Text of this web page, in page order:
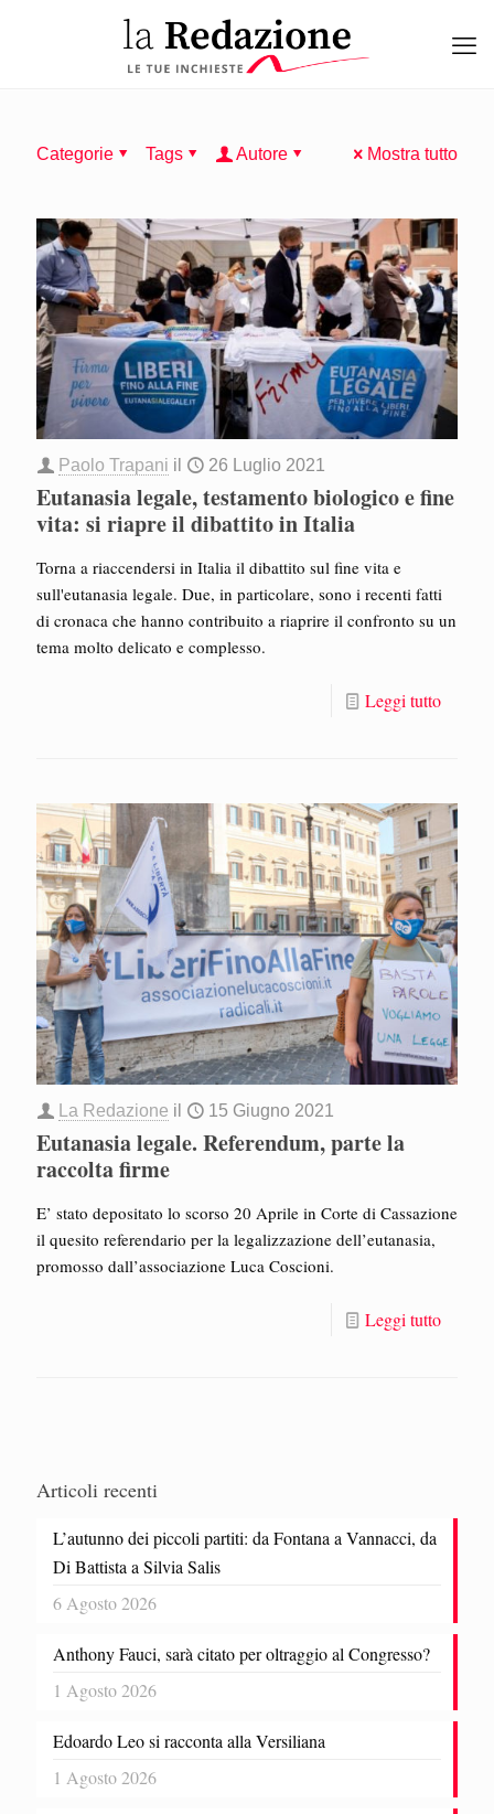
Categorie Tags Autore Mostra tutto
Paolo Trapani il 26 Luglio 2021
Eutanasia legale, testamento biologico e fine
vita: si riapre il dibattito in Italia
Torna a riaccendersi in Italia il dibattito sul fine vita e
sull'eutanasia legale. Due, in particolare, sono i recenti fatti
di cronaca che hanno contribuito a riaprire il confronto su un
tema molto delicato e complesso.
Leggi tutto
La Redazione il 15 Giugno 2021
Eutanasia legale. Referendum, parte la
raccolta firme
E’ stato depositato lo scorso 20 Aprile in Corte di Cassazione
il quesito referendario per la legalizzazione dell’eutanasia,
promosso dall’associazione Luca Coscioni.
Leggi tutto
Articoli recenti
L’autunno dei piccoli partiti: da Fontana a Vannacci, da
Di Battista a Silvia Salis
6 Agosto 2026
Anthony Fauci, sarà citato per oltraggio al Congresso?
1 Agosto 2026
Edoardo Leo si racconta alla Versiliana
1 Agosto 2026